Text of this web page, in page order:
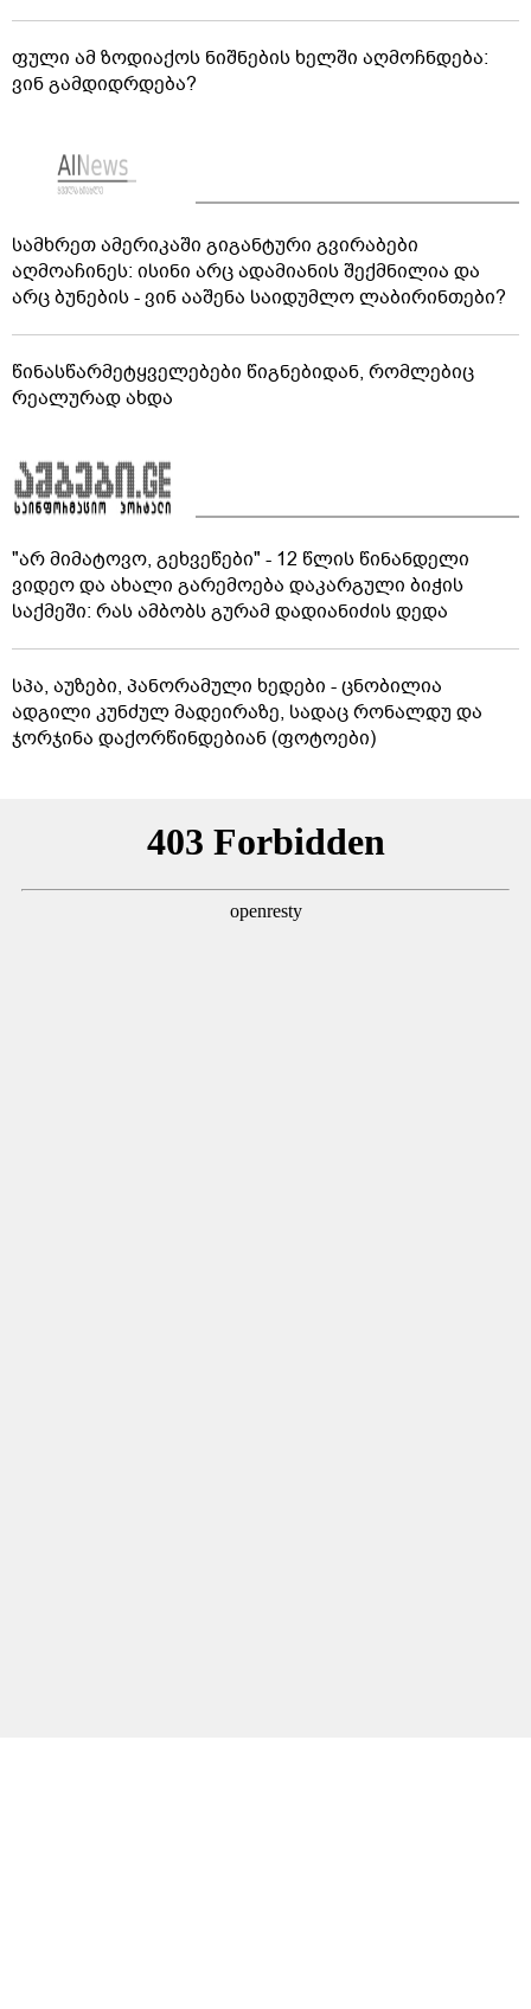
ფული ამ ზოდიაქოს ნიშნების ხელში აღმოჩნდება:
ვინ გამდიდრდება?
სამხრეთ ამერიკაში გიგანტური გვირაბები
აღმოაჩინეს: ისინი არც ადამიანის შექმნილია და
არც ბუნების - ვინ ააშენა საიდუმლო ლაბირინთები?
წინასწარმეტყველებები წიგნებიდან, რომლებიც
რეალურად ახდა
"არ მიმატოვო, გეხვეწები" - 12 წლის წინანდელი
ვიდეო და ახალი გარემოება დაკარგული ბიჭის
საქმეში: რას ამბობს გურამ დადიანიძის დედა
სპა, აუზები, პანორამული ხედები - ცნობილია
ადგილი კუნძულ მადეირაზე, სადაც რონალდუ და
ჯორჯინა დაქორწინდებიან (ფოტოები)